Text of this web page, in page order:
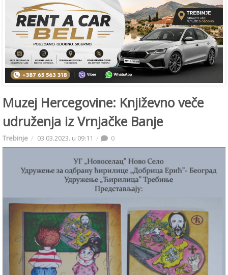
Muzej Hercegovine: Književno veče
udruženja iz Vrnjačke Banje
Trebinje 03.03.2023. u 09:11 0